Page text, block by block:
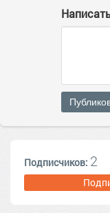
Подписчиков: 2